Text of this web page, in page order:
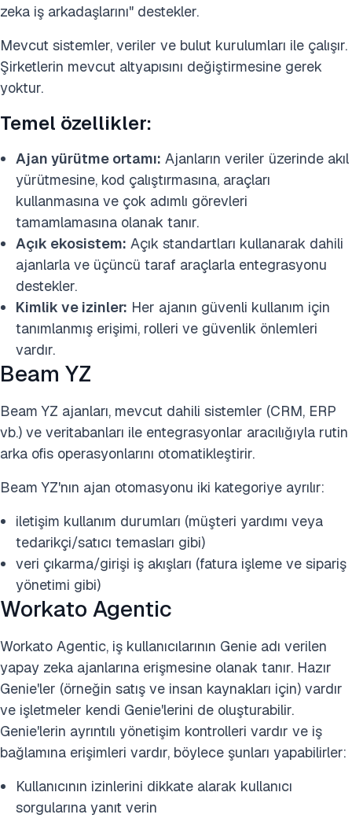
zeka iş arkadaşlarını" destekler.
Mevcut sistemler, veriler ve bulut kurulumları ile çalışır.
Şirketlerin mevcut altyapısını değiştirmesine gerek
yoktur.
Temel özellikler:
Ajan yürütme ortamı: Ajanların veriler üzerinde akıl
yürütmesine, kod çalıştırmasına, araçları
kullanmasına ve çok adımlı görevleri
tamamlamasına olanak tanır.
Açık ekosistem: Açık standartları kullanarak dahili
ajanlarla ve üçüncü taraf araçlarla entegrasyonu
destekler.
Kimlik ve izinler: Her ajanın güvenli kullanım için
tanımlanmış erişimi, rolleri ve güvenlik önlemleri
vardır.
Beam YZ
Beam YZ ajanları, mevcut dahili sistemler (CRM, ERP
vb.) ve veritabanları ile entegrasyonlar aracılığıyla rutin
arka ofis operasyonlarını otomatikleştirir.
Beam YZ'nın ajan otomasyonu iki kategoriye ayrılır:
iletişim kullanım durumları (müşteri yardımı veya
tedarikçi/satıcı temasları gibi)
veri çıkarma/girişi iş akışları (fatura işleme ve sipariş
yönetimi gibi)
Workato Agentic
Workato Agentic, iş kullanıcılarının Genie adı verilen
yapay zeka ajanlarına erişmesine olanak tanır. Hazır
Genie'ler (örneğin satış ve insan kaynakları için) vardır
ve işletmeler kendi Genie'lerini de oluşturabilir.
Genie'lerin ayrıntılı yönetişim kontrolleri vardır ve iş
bağlamına erişimleri vardır, böylece şunları yapabilirler:
Kullanıcının izinlerini dikkate alarak kullanıcı
sorgularına yanıt verin